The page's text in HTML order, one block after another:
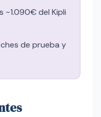
~1.090€ del Kipli
de prueba y